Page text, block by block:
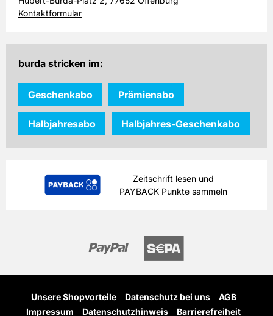
Kontaktformular
burda stricken im:
Geschenkabo Prämienabo
Halbjahresabo Halbjahres-Geschenkabo
Zeitschrift lesen und
PAYBACK Punkte sammeln
Unsere Shopvorteile Datenschutz bei uns
AGB
Impressum
Datenschutzhinweis Barrierefreiheit